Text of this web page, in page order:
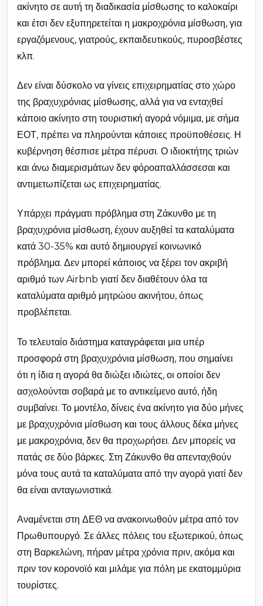
ακίνητο σε αυτή τη διαδικασία μίσθωσης το καλοκαίρι
και έτσι δεν εξυπηρετείται η μακροχρόνια μίσθωση, για
εργαζόμενους, γιατρούς, εκπαιδευτικούς, πυροσβέστες
κλπ.
Δεν είναι δύσκολο να γίνεις επιχειρηματίας στο χώρο
της βραχυχρόνιας μίσθωσης, αλλά για να ενταχθεί
κάποιο ακίνητο στη τουριστική αγορά νόμιμα, με σήμα
ΕΟΤ, πρέπει να πληρούνται κάποιες προϋποθέσεις. Η
κυβέρνηση θέσπισε μέτρα πέρυσι. Ο ιδιοκτήτης τριών
και άνω διαμερισμάτων δεν φόροαπαλλάσσεσαι και
αντιμετωπίζεται ως επιχειρηματίας.
Υπάρχει πράγματι πρόβλημα στη Ζάκυνθο με τη
βραχυχρόνια μίσθωση, έχουν αυξηθεί τα καταλύματα
κατά 30-35% και αυτό δημιουργεί κοινωνικό
πρόβλημα. Δεν μπορεί κάποιος να ξέρει τον ακριβή
αριθμό των Airbnb γιατί δεν διαθέτουν όλα τα
καταλύματα αριθμό μητρώου ακινήτου, όπως
προβλέπεται.
Το τελευταίο διάστημα καταγράφεται μια υπέρ
προσφορά στη βραχυχρόνια μίσθωση, που σημαίνει
ότι η ίδια η αγορά θα διώξει ιδιώτες, οι οποίοι δεν
ασχολούνται σοβαρά με το αντικείμενο αυτό, ήδη
συμβαίνει. Το μοντέλο, δίνεις ένα ακίνητο για δύο μήνες
με βραχυχρόνια μίσθωση και τους άλλους δέκα μήνες
με μακροχρόνια, δεν θα προχωρήσει. Δεν μπορείς να
πατάς σε δύο βάρκες. Στη Ζάκυνθο θα απενταχθούν
μόνα τους αυτά τα καταλύματα από την αγορά γιατί δεν
θα είναι ανταγωνιστικά.
Αναμένεται στη ΔΕΘ να ανακοινωθούν μέτρα από τον
Πρωθυπουργό. Σε άλλες πόλεις του εξωτερικού, όπως
στη Βαρκελώνη, πήραν μέτρα χρόνια πριν, ακόμα και
πριν τον κορονοϊό και μιλάμε για πόλη με εκατομμύρια
τουρίστες.